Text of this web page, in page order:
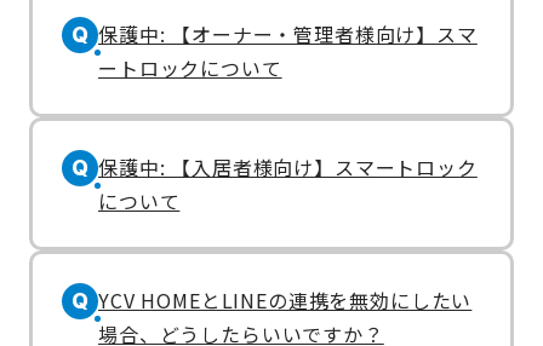
Q 保護中: 【オーナー・管理者様向け】スマ
ートロックについて
Q 保護中: 【入居者様向け】スマートロック
について
Q YCV HOMEとLINEの連携を無効にしたい
場合、どうしたらいいですか？